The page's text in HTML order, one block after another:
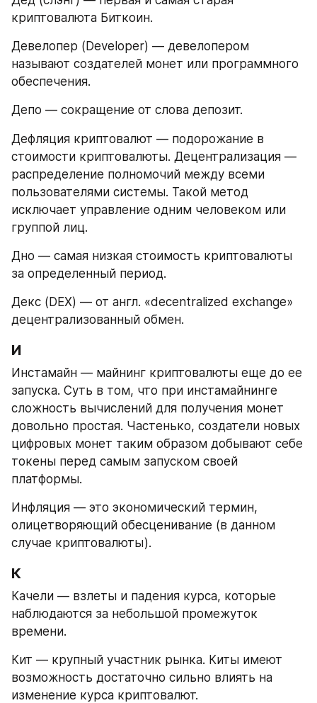
криптовалюта Биткоин.
Девелопер (Developer) — девелопером
называют создателей монет или программного
обеспечения.
Депо — сокращение от слова депозит.
Дефляция криптовалют — подорожание в
стоимости криптовалюты. Децентрализация —
распределение полномочий между всеми
пользователями системы. Такой метод
исключает управление одним человеком или
группой лиц.
Дно — самая низкая стоимость криптовалюты
за определенный период.
Декс (DEX) — от англ. «decentralized exchange»
децентрализованный обмен.
И
Инстамайн — майнинг криптовалюты еще до ее
запуска. Суть в том, что при инстамайнинге
сложность вычислений для получения монет
довольно простая. Частенько, создатели новых
цифровых монет таким образом добывают себе
токены перед самым запуском своей
платформы.
Инфляция — это экономический термин,
олицетворяющий обесценивание (в данном
случае криптовалюты).
К
Качели — взлеты и падения курса, которые
наблюдаются за небольшой промежуток
времени.
Кит — крупный участник рынка. Киты имеют
возможность достаточно сильно влиять на
изменение курса криптовалют.